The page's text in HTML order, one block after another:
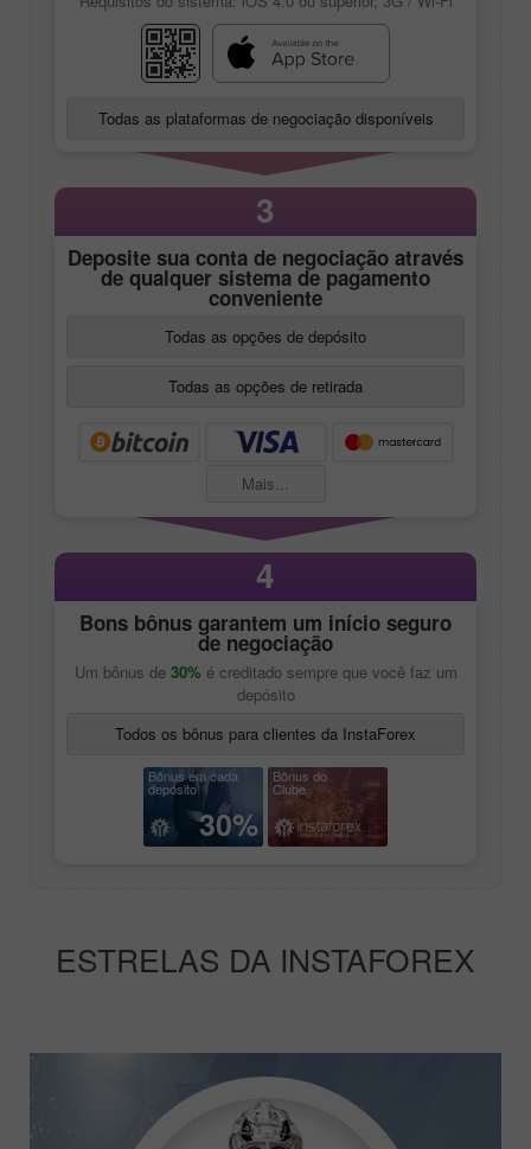
Todas as plataformas de negociação disponíveis
3
Deposite sua conta de negociação através
de qualquer sistema de pagamento
conveniente
Todas as opções de depósito
Todas as opções de retirada
Mais...
4
Bons bônus garantem um início seguro
de negociação
Um bônus de 30% é creditado sempre que você faz um
depósito
Todos os bônus para clientes da InstaForex
Bônus em cada
depósito
30%
Bônus do
Clube
ESTRELAS DA INSTAFOREX